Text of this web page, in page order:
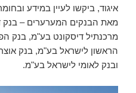
איגוד, ביקשו לעיין במידע
מאת הבנקים המערערים – בנק
מרכנתיל דיסקונט בע"מ, בנק
הראשון לישראל בע"מ, בנק
ובנק לאומי לישראל בע"מ.